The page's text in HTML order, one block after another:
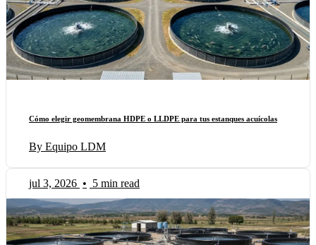
Cómo elegir geomembrana HDPE o LLDPE para tus estanques acuícolas
By Equipo LDM
jul 3, 2026 • 5 min read